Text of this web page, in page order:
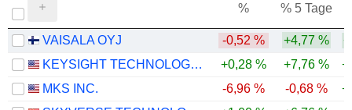
% % 5 Tage
VAISALA OYJ -0,52 % +4,77 %
KEYSIGHT TECHNOLOGIES, INC.
+0,28 % +7,76 %
MKS INC.
-6,96 % -0,68 %